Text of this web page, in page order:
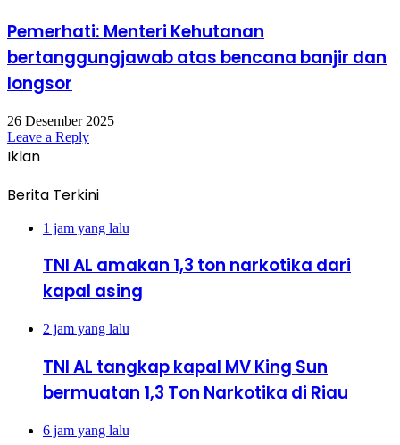
Pemerhati: Menteri Kehutanan
bertanggungjawab atas bencana banjir dan
longsor
26 Desember 2025
Leave a Reply
Iklan
Berita Terkini
1 jam yang lalu
TNI AL amakan 1,3 ton narkotika dari
kapal asing
2 jam yang lalu
TNI AL tangkap kapal MV King Sun
bermuatan 1,3 Ton Narkotika di Riau
6 jam yang lalu